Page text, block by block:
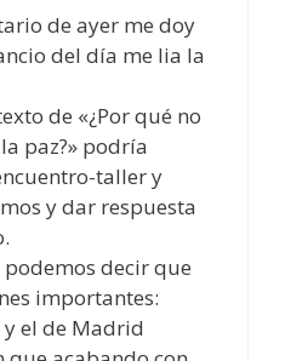
de ayer me doy
del día me lia la
de «¿Por qué no
paz?» podría
taller y
y dar respuesta
podemos decir que
importantes:
y el de Madrid